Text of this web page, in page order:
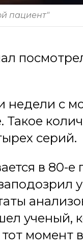
пациент"
недели с
серий.
в 80-
ученый,
момент